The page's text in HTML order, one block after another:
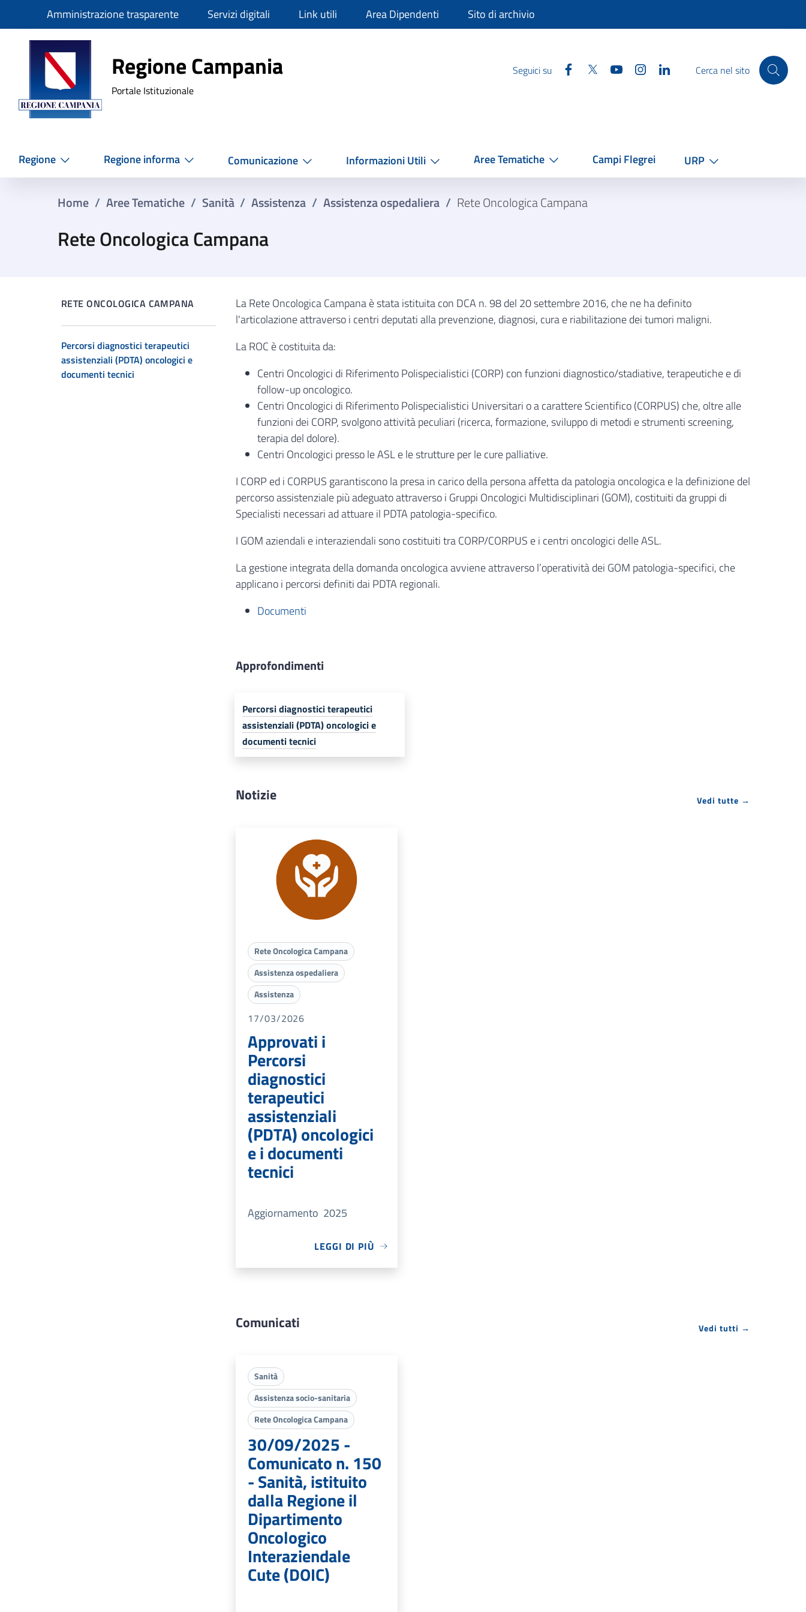
SlimAmministrazione trasparente Servizi digitali Link utili Area Dipendenti Sito di archivio
Regione Campania
Regione Campania
Portale Istituzionale
Seguici su Facebook
Twitter YouTube InstagramLinkedinCerca nel sito
Regione Regione informa Comunicazione Informazioni Utili Aree Tematiche Campi Flegrei URP
Home / Aree Tematiche / Sanità / Assistenza / Assistenza ospedaliera / Rete Oncologica Campana
Rete Oncologica Campana
RETE ONCOLOGICA CAMPANA
Percorsi diagnostici terapeutici
assistenziali (PDTA) oncologici e
documenti tecnici
La Rete Oncologica Campana è stata istituita con DCA n. 98 del 20 settembre 2016, che ne ha definito
l'articolazione attraverso i centri deputati alla prevenzione, diagnosi, cura e riabilitazione dei tumori maligni.
La ROC è costituita da:
Centri Oncologici di Riferimento Polispecialistici (CORP) con funzioni diagnostico/stadiative, terapeutiche e di
follow-up oncologico.
Centri Oncologici di Riferimento Polispecialistici Universitari o a carattere Scientifico (CORPUS) che, oltre alle
funzioni dei CORP, svolgono attività peculiari (ricerca, formazione, sviluppo di metodi e strumenti screening,
terapia del dolore).
Centri Oncologici presso le ASL e le strutture per le cure palliative.
I CORP ed i CORPUS garantiscono la presa in carico della persona affetta da patologia oncologica e la definizione del
percorso assistenziale più adeguato attraverso i Gruppi Oncologici Multidisciplinari (GOM), costituiti da gruppi di
Specialisti necessari ad attuare il PDTA patologia-specifico.
I GOM aziendali e interaziendali sono costituiti tra CORP/CORPUS e i centri oncologici delle ASL.
La gestione integrata della domanda oncologica avviene attraverso l’operatività dei GOM patologia-specifici, che
applicano i percorsi definiti dai PDTA regionali.
Documenti
Approfondimenti
Percorsi diagnostici terapeutici
assistenziali (PDTA) oncologici e
documenti tecnici
Notizie Vedi tutte →
Rete Oncologica Campana
Assistenza ospedaliera
Assistenza
17/03/2026
Approvati i
Percorsi
diagnostici
terapeutici
assistenziali
(PDTA) oncologici
e i documenti
tecnici
Aggiornamento 2025
LEGGI DI PIÙ
Comunicati Vedi tutti →
Sanità
Assistenza socio-sanitaria
Rete Oncologica Campana
30/09/2025 -
Comunicato n. 150
- Sanità, istituito
dalla Regione il
Dipartimento
Oncologico
Interaziendale
Cute (DOIC)